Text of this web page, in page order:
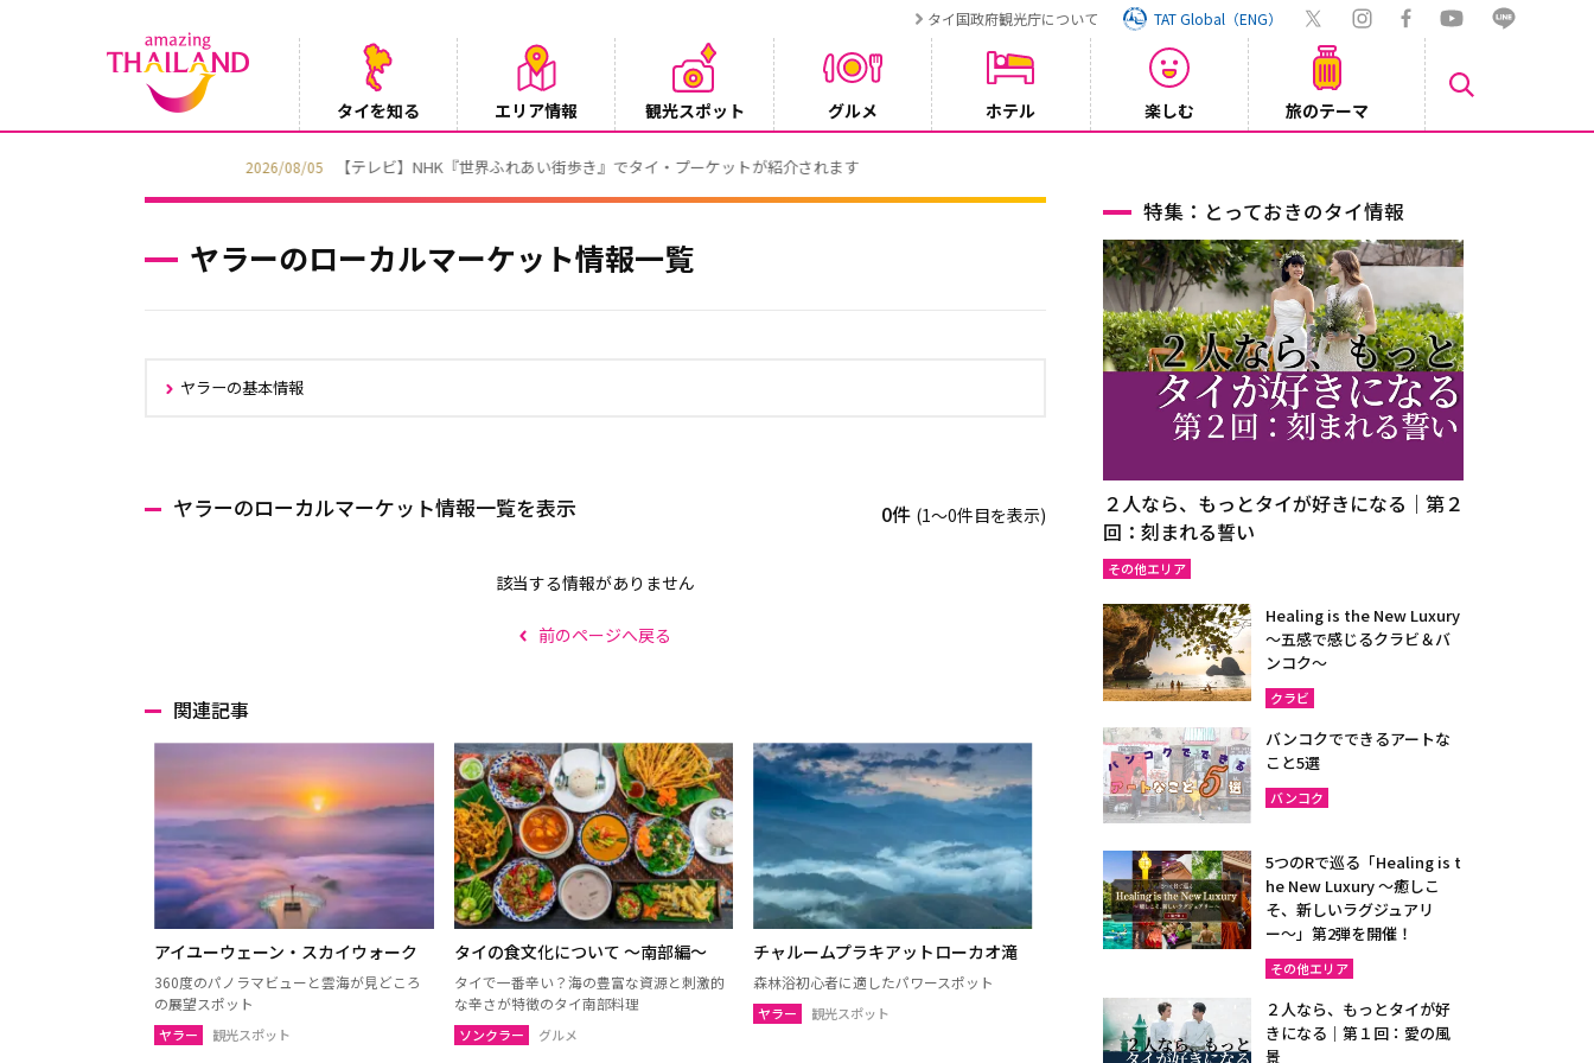
タイ国政府観光庁について TAT Global（ENG）
タイを知る エリア情報 観光スポット グルメ ホテル 楽しむ 旅のテーマ
【テレビ】NHK『世界ふれあい街歩き』でタイ・プーケットが紹介されます
ヤラーのローカルマーケット情報一覧
ヤラーの基本情報
ヤラーのローカルマーケット情報一覧を表示 0件 (1〜0件目を表示)
該当する情報がありません
前のページへ戻る
関連記事
アイユーウェーン・スカイウォーク
360度のパノラマビューと雲海が見どころ
の展望スポット
ヤラー 観光スポット
タイの食文化について 〜南部編〜
タイで一番辛い？海の豊富な資源と刺激的
な辛さが特徴のタイ南部料理
ソンクラー グルメ
チャルームプラキアットローカオ滝
森林浴初心者に適したパワースポット
ヤラー 観光スポット
特集：とっておきのタイ情報
２人なら、もっとタイが好きになる｜第２
回：刻まれる誓い
その他エリア
Healing is the New Luxury
～五感で感じるクラビ＆バ
ンコク～
クラビ
バンコクでできるアートな
こと5選
バンコク
5つのRで巡る「Healing is t
he New Luxury ～癒しこ
そ、新しいラグジュアリ
ー〜」第2弾を開催！
その他エリア
２人なら、もっとタイが好
きになる｜第１回：愛の風
景